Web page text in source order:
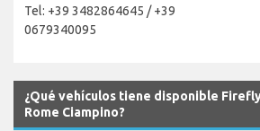
Tel: +39 3482864645 / +39
0679340095
¿Qué vehículos tiene disponible
Rome Ciampino?